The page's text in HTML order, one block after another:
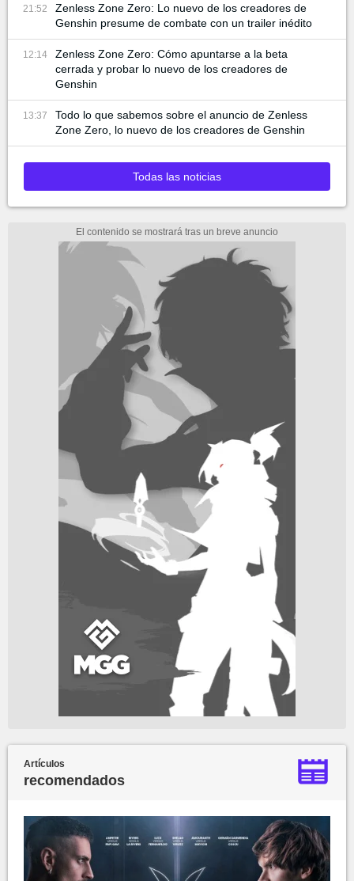
21:52
Zenless Zone Zero: Lo nuevo de los creadores de
Genshin presume de combate con un trailer inédito
12:14
Zenless Zone Zero: Cómo apuntarse a la beta
cerrada y probar lo nuevo de los creadores de
Genshin
13:37
Todo lo que sabemos sobre el anuncio de Zenless
Zone Zero, lo nuevo de los creadores de Genshin
Todas las noticias
Artículos
recomendados